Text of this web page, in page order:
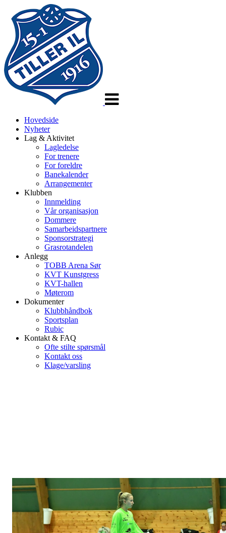
Hovedside
Nyheter
Lag & Aktivitet
Lagledelse
For trenere
For foreldre
Banekalender
Arrangementer
Klubben
Innmelding
Vår organisasjon
Dommere
Samarbeidspartnere
Sponsorstrategi
Grasrotandelen
Anlegg
TOBB Arena Sør
KVT Kunstgress
KVT-hallen
Møterom
Dokumenter
Klubbhåndbok
Sportsplan
Rubic
Kontakt & FAQ
Ofte stilte spørsmål
Kontakt oss
Klage/varsling